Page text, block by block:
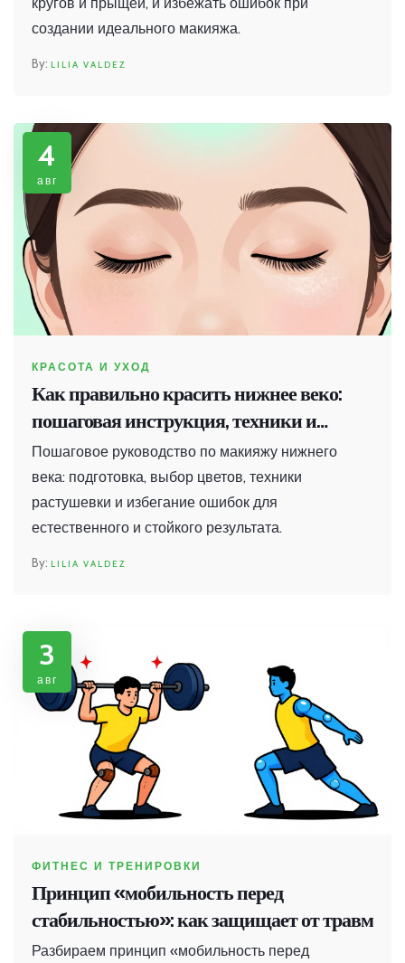
создании идеального макияжа.
LILIA VALDEZ
4
авг
КРАСОТА И УХОД
Как правильно красить нижнее веко:
пошаговая инструкция, техники и
частые ошибки
Пошаговое руководство по макияжу нижнего
века: подготовка, выбор цветов, техники
растушевки и избегание ошибок для
естественного и стойкого результата.
LILIA VALDEZ
3
авг
ФИТНЕС И ТРЕНИРОВКИ
Принцип «мобильность перед
стабильностью»: как защищает от травм
Разбираем принцип «мобильность перед